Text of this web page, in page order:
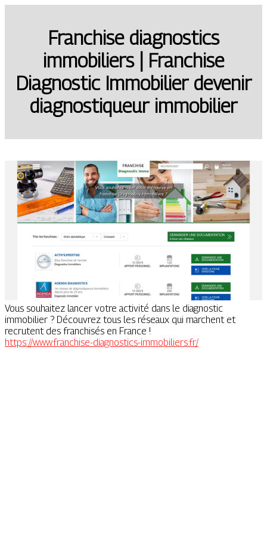
Franchise diagnostics
immobiliers | Franchise
Diagnostic Immobilier devenir
diag­nosti­queur immobilier
Vous souhaitez lancer votre activité dans le diagnostic
immobilier ? Découvrez tous les réseaux qui marchent et
recrutent des franchisés en France !
https://www.franchise-diagnostics-immobiliers.fr/